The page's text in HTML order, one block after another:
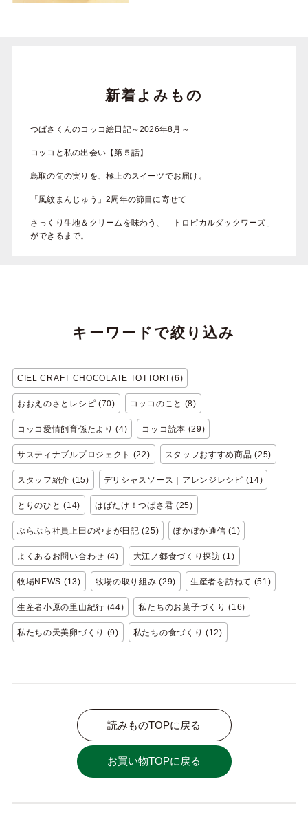
新着よみもの
つばさくんのコッコ絵日記～2026年8月～
コッコと私の出会い【第５話】
鳥取の旬の実りを、極上のスイーツでお届け。
「風紋まんじゅう」2周年の節目に寄せて
さっくり生地＆クリームを味わう、「トロピカルダックワーズ」
ができるまで。
キーワードで絞り込み
CIEL CRAFT CHOCOLATE TOTTORI (6)
おおえのさとレシピ (70) コッコのこと (8)
コッコ愛情飼育係たより (4) コッコ読本 (29)
サスティナブルプロジェクト (22) スタッフおすすめ商品 (25)
スタッフ紹介 (15) デリシャスソース｜アレンジレシピ (14)
とりのひと (14) はばたけ！つばさ君 (25)
ぶらぶら社員上田のやまが日記 (25) ぽかぽか通信 (1)
よくあるお問い合わせ (4) 大江ノ郷食づくり探訪 (1)
牧場NEWS (13) 牧場の取り組み (29) 生産者を訪ねて (51)
生産者小原の里山紀行 (44) 私たちのお菓子づくり (16)
私たちの天美卵づくり (9) 私たちの食づくり (12)
読みものTOPに戻る
お買い物TOPに戻る